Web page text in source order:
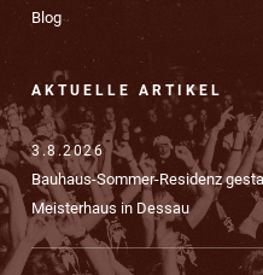
Blog
AKTUELLE ARTIKEL
3.8.2026
Bauhaus-Sommer-Residenz
Meisterhaus in Dessau